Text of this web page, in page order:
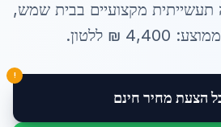
תעשייתית מקצועיים בבית שמש,
4,400 ₪ ללטון.
הצעת מחיר חינם
!